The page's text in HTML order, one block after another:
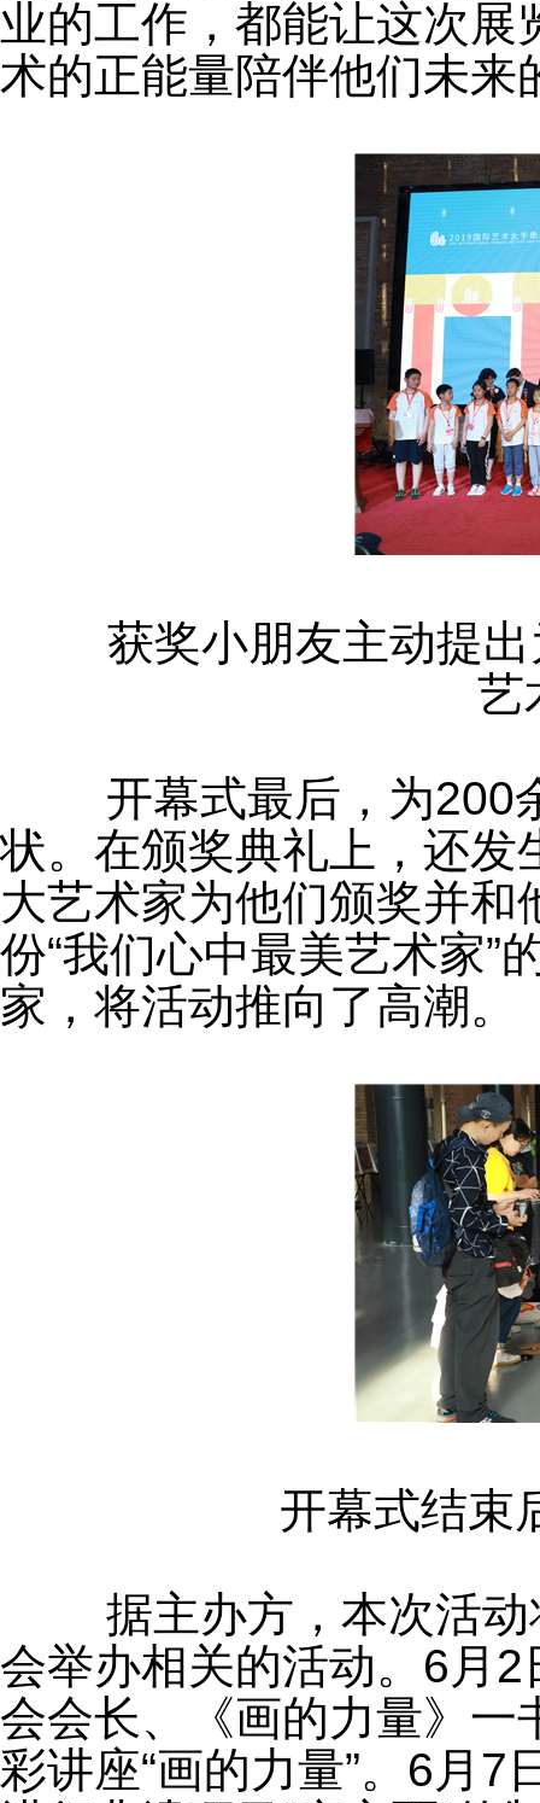
业的工作，都能让这次
术的正能量陪伴他们未来
艺
状。在颁奖典礼上，还发
大艺术家为他们颁奖并
份“我们心中最美艺术家”
家，将活动推向了高潮。
开幕式结
会举办相关的活动。6月
会会长、《画的力量》一
彩讲座“画的力量”。6月